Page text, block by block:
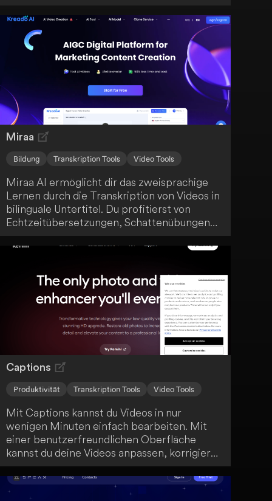
Miraa
Bildung Transkription Tools Video Tools
Miraa AI ermöglicht dir das zweisprachige
Lernen durch die Transkription von Videos in
bilinguale Untertitel. Du profitierst von
Echtzeitübersetzungen, Schattenübungen
und KI-gestützten Erklärungen. Diese
innovative Plattform fördert dein effektives
Captions
Produktivität Transkription Tools Video Tools
Mit Captions kannst du Videos in nur
wenigen Minuten einfach bearbeiten. Mit
einer benutzerfreundlichen Oberfläche
kannst du deine Videos anpassen, korrigieren
und übersetzen. So maximierst du die
Reichweite deiner Inhalte mit minimalem
Aufwand.